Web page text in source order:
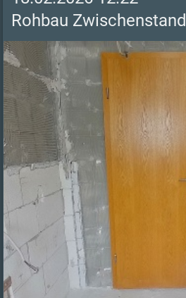
Rohbau Zwischenstand